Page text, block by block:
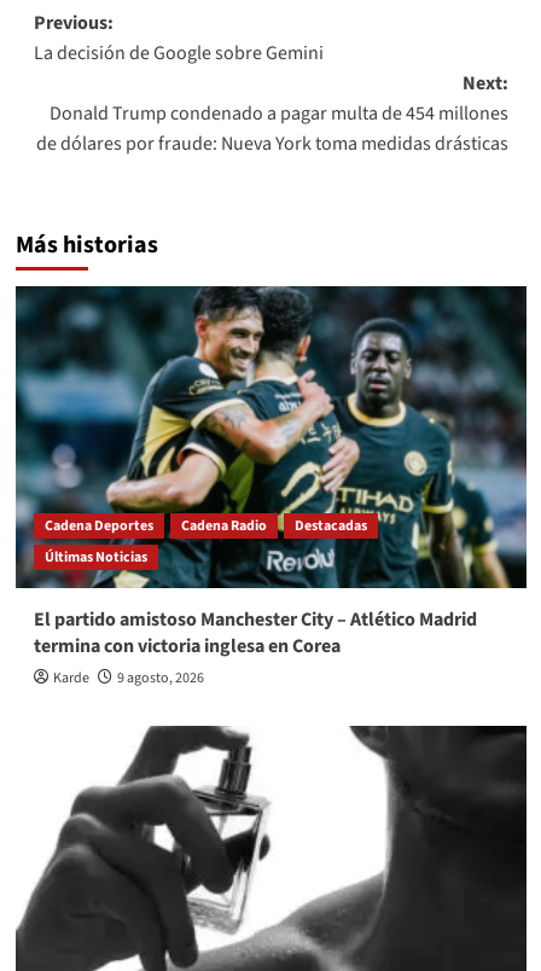
Post
navigation
Previous:
La decisión de Google sobre Gemini
Next:
Donald Trump condenado a pagar multa de 454 millones
de dólares por fraude: Nueva York toma medidas drásticas
Más historias
Cadena Deportes Cadena Radio
Destacadas
Últimas Noticias
El partido amistoso Manchester City – Atlético Madrid
termina con victoria inglesa en Corea
Karde 9 agosto, 2026